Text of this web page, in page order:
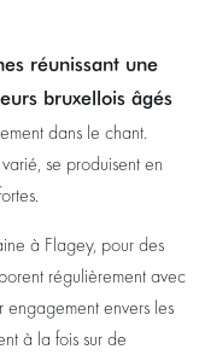
réunissant une
bruxellois âgés
dans le chant.
se produisent en
à Flagey, pour des
régulièrement avec
engagement envers les
à la fois sur de